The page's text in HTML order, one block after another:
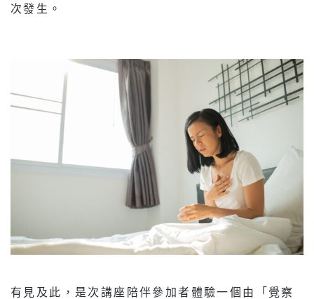
次發生。
有見及此，是次講座陪伴參加者體驗一個由「覺察